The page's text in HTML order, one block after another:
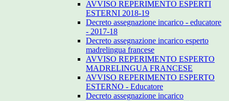
AVVISO REPERIMENTO ESPERTI
ESTERNI 2018-19
Decreto assegnazione incarico - educatore
- 2017-18
Decreto assegnazione incarico esperto
madrelingua francese
AVVISO REPERIMENTO ESPERTO
MADRELINGUA FRANCESE
AVVISO REPERIMENTO ESPERTO
ESTERNO - Educatore
Decreto assegnazione incarico